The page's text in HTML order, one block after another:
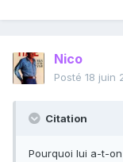
Nico
Posté 18 juin
Citation
Pourquoi lui a-t-